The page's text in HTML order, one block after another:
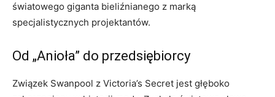
światowego giganta bieliźnianego z marką
specjalistycznych projektantów.
Od „Anioła” do przedsiębiorcy
Związek Swanpool z Victoria’s Secret jest głęboko